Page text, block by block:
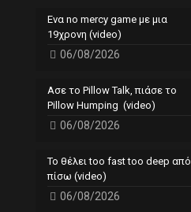
Ενα no mercy game με μια
19χρονη (video)
06/08/2026
Ασε το Pillow Talk, πιάσε το
Pillow Humping (video)
06/08/2026
Το θέλει too fast too deep από
πίσω (video)
06/08/2026